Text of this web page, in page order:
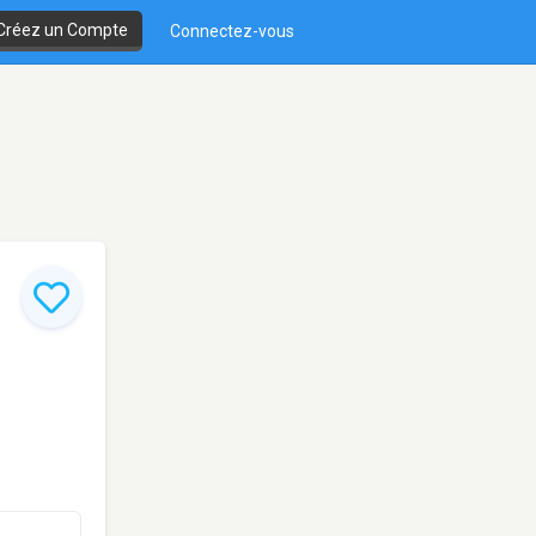
un Compte Connectez-vous